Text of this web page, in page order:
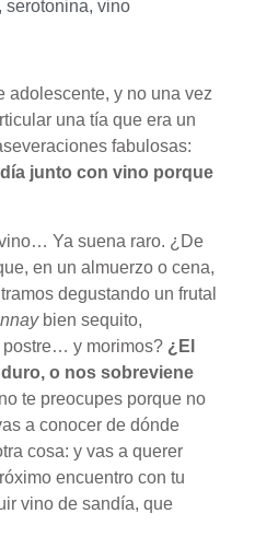
, serotonina, vino
adolescente, y no una vez
una tía que era un
fabulosas:
junto con vino porque
Ya suena raro. ¿De
en un almuerzo o cena,
degustando un frutal
bien sequito,
postre… y morimos? ¿El
o nos sobreviene
te preocupes porque no
a conocer de dónde
cosa: y vas a querer
encuentro con tu
vino de sandía, que